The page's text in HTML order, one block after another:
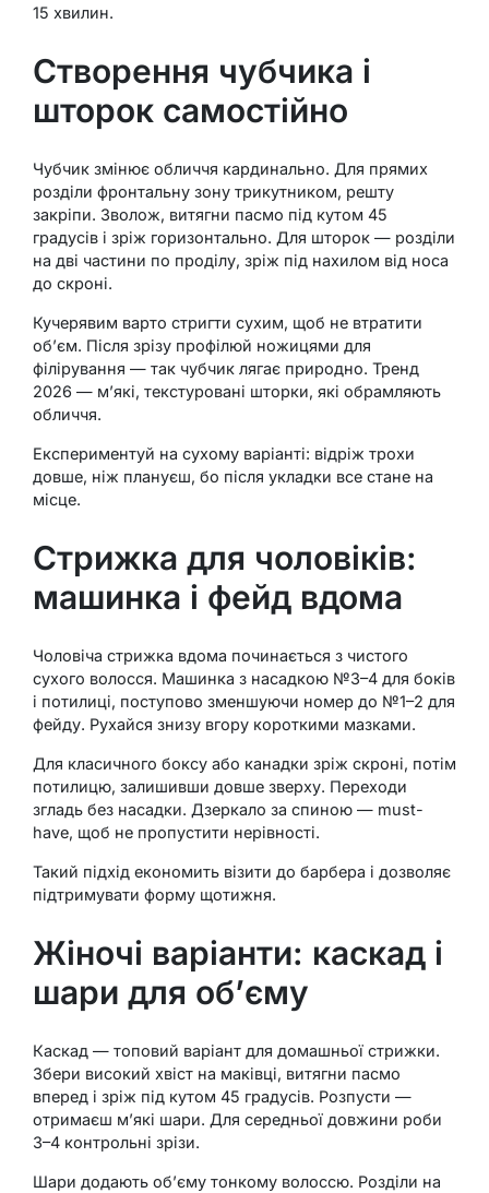
15 хвилин.
Створення чубчика і
шторок самостійно
Чубчик змінює обличчя кардинально. Для прямих
розділи фронтальну зону трикутником, решту
закріпи. Зволож, витягни пасмо під кутом 45
градусів і зріж горизонтально. Для шторок — розділи
на дві частини по проділу, зріж під нахилом від носа
до скроні.
Кучерявим варто стригти сухим, щоб не втратити
об’єм. Після зрізу профілюй ножицями для
філірування — так чубчик лягає природно. Тренд
2026 — м’які, текстуровані шторки, які обрамляють
обличчя.
Експериментуй на сухому варіанті: відріж трохи
довше, ніж плануєш, бо після укладки все стане на
місце.
Стрижка для чоловіків:
машинка і фейд вдома
Чоловіча стрижка вдома починається з чистого
сухого волосся. Машинка з насадкою №3–4 для боків
і потилиці, поступово зменшуючи номер до №1–2 для
фейду. Рухайся знизу вгору короткими мазками.
Для класичного боксу або канадки зріж скроні, потім
потилицю, залишивши довше зверху. Переходи
згладь без насадки. Дзеркало за спиною — must-
have, щоб не пропустити нерівності.
Такий підхід економить візити до барбера і дозволяє
підтримувати форму щотижня.
Жіночі варіанти: каскад і
шари для об’єму
Каскад — топовий варіант для домашньої стрижки.
Збери високий хвіст на маківці, витягни пасмо
вперед і зріж під кутом 45 градусів. Розпусти —
отримаєш м’які шари. Для середньої довжини роби
3–4 контрольні зрізи.
Шари додають об’єму тонкому волоссю. Розділи на